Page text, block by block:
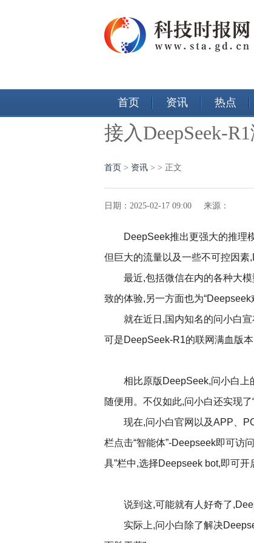
首页 资讯 热点
接入DeepSeek-
首页 > 资讯 > > 正文
日期：2025-02-17 09:00 来源：
DeepSeek推出更强大的推理
但巨大的流量以及一些不可控因素
最近,包括微信在内的各种大
致的体验,另一方面也为“Deepseek
就在近日,国内知名的问小白
可是DeepSeek-R1的联网满血版
相比原版DeepSeek,问小白上
随便用。不仅如此,问小白还实现了
现在,问小白官网以及APP、
栏点击“智能体”-Deepseek即可访
具”栏中,选择Deepseek bot,即可开
说到这,可能就有人好奇了
实际上,问小白除了解决